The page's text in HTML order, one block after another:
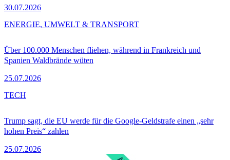
30.07.2026
Über 100.000 Menschen fliehen, während in Frankreich und
Spanien Waldbrände wüten
25.07.2026
ENERGIE, UMWELT & TRANSPORT
Trump sagt, die EU werde für die Google-Geldstrafe einen „sehr
hohen Preis“ zahlen
25.07.2026
TECH